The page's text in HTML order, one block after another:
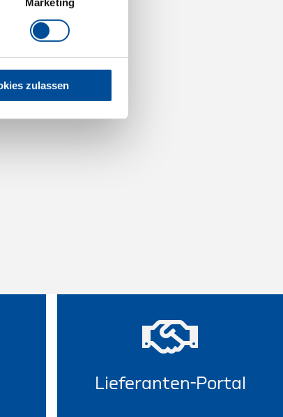
zulassen
Lieferanten-Portal